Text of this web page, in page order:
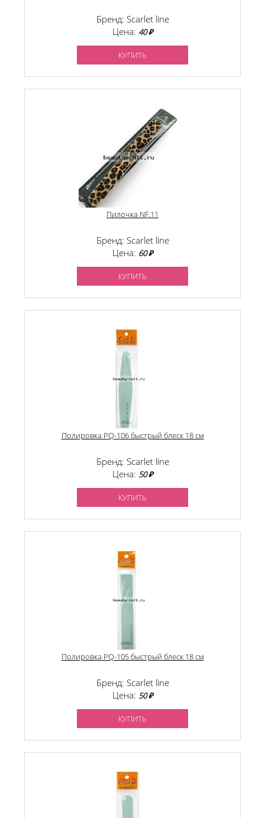
Бренд: Scarlet line
Цена: 40 ₽
КУПИТЬ
Пилочка NF.11
Бренд: Scarlet line
Цена: 60 ₽
КУПИТЬ
Полировка PQ-106 быстрый блеск 18 см
Бренд: Scarlet line
Цена: 50 ₽
КУПИТЬ
Полировка PQ-105 быстрый блеск 18 см
Бренд: Scarlet line
Цена: 50 ₽
КУПИТЬ